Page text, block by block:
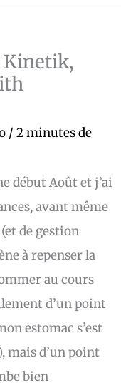
Kinetik,
/2 minutes de
début Août et j’ai
avant même
de gestion
à repenser la
au cours
d’un point
estomac s’est
mais d’un point
bien